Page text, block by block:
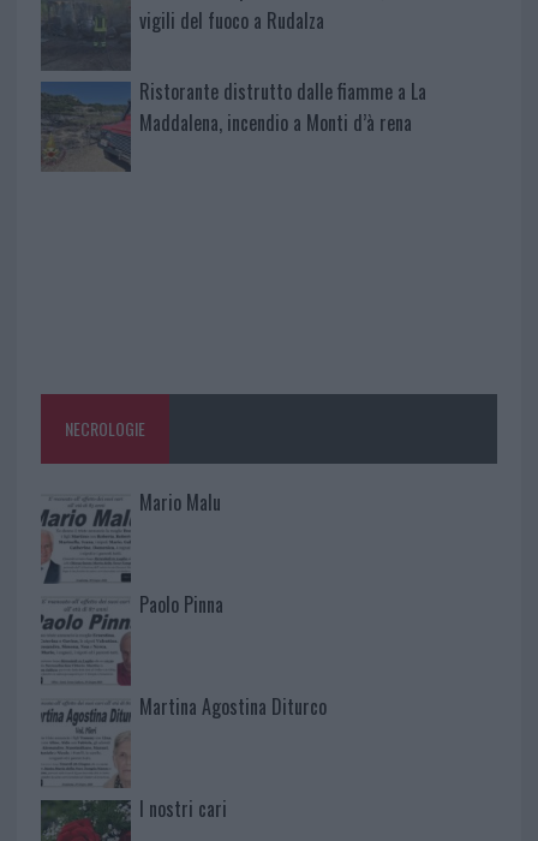
vigili del fuoco a Rudalza
Ristorante distrutto dalle fiamme a La
Maddalena, incendio a Monti d’à rena
NECROLOGIE
Mario Malu
Paolo Pinna
Martina Agostina Diturco
I nostri cari